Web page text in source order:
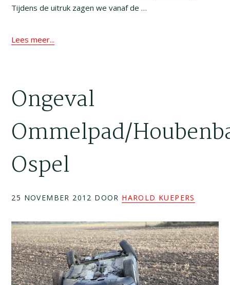
Tijdens de uitruk zagen we vanaf de …
Lees meer...
Ongeval
Ommelpad/
Ospel
25 NOVEMBER 2012 DOOR HAROLD KUEPERS